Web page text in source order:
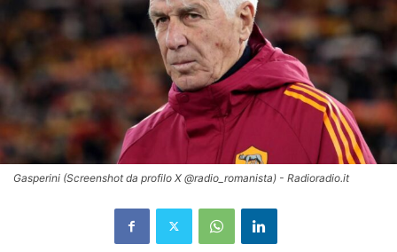
Gasperini (Screenshot da profilo X @radio_romanista) - Radioradio.it